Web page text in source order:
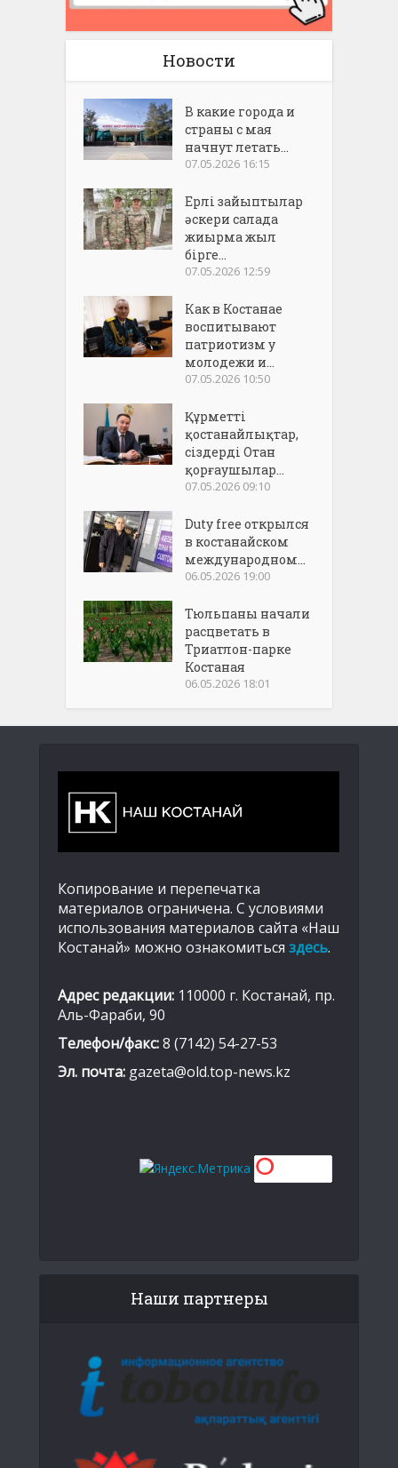
Новости
В какие города и
страны с мая
начнут летать...
07.05.2026 16:15
Ерлі зайыптылар
әскери салада
жиырма жыл
бірге...
07.05.2026 12:59
Как в Костанае
воспитывают
патриотизм у
молодежи и...
07.05.2026 10:50
Құрметті
қостанайлықтар,
сіздерді Отан
қорғаушылар...
07.05.2026 09:10
Duty free открылся
в костанайском
международном...
06.05.2026 19:00
Тюльпаны начали
расцветать в
Триатлон-парке
Костаная
06.05.2026 18:01
Копирование и перепечатка
материалов ограничена. С условиями
использования материалов сайта «Наш
Костанай» можно ознакомиться здесь.
Адрес редакции: 110000 г. Костанай, пр.
Аль-Фараби, 90
Телефон/факс:8 (7142) 54-27-53
Эл. почта: gazeta@old.top-news.kz
Наши партнеры